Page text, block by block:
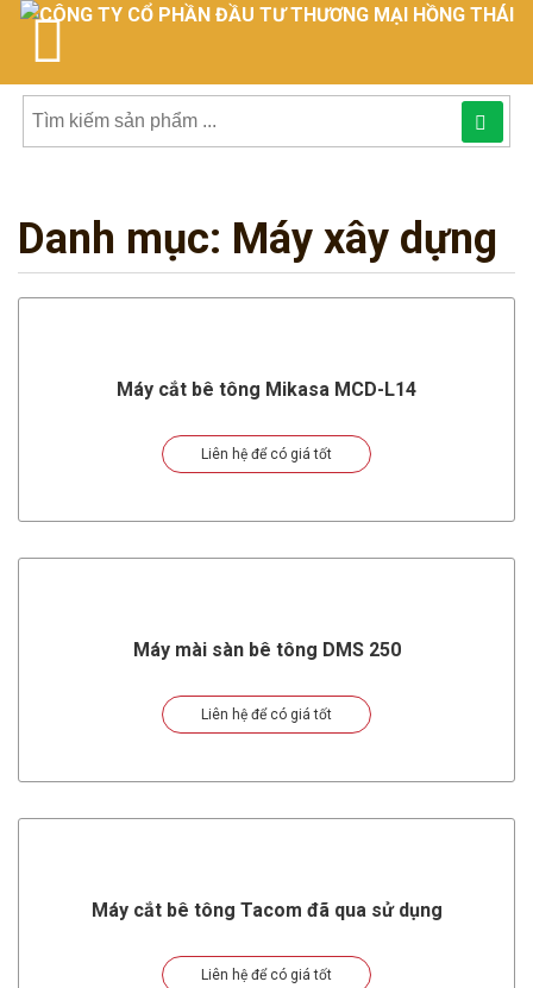
Tìm
sản
Danh mục: Máy xây dựng
Máy cắt bê tông Mikasa MCD-L14
Liên hệ để có giá tốt
Máy mài sàn bê tông DMS 250
Liên hệ để có giá tốt
Máy cắt bê tông Tacom đã qua sử dụng
Liên hệ để có giá tốt